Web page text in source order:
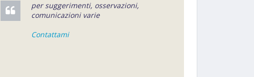
per suggerimenti, osservazioni,
comunicazioni varie
Contattami